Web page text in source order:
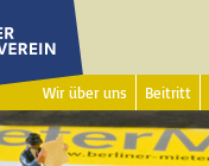
Wir über uns Beitritt